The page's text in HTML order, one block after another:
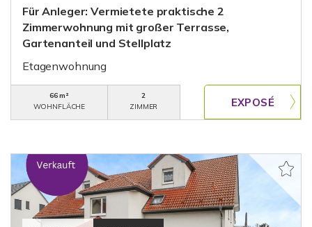
Für Anleger: Vermietete praktische 2
Zimmerwohnung mit großer Terrasse,
Gartenanteil und Stellplatz
Etagenwohnung
66 m²
WOHNFLÄCHE
2
ZIMMER